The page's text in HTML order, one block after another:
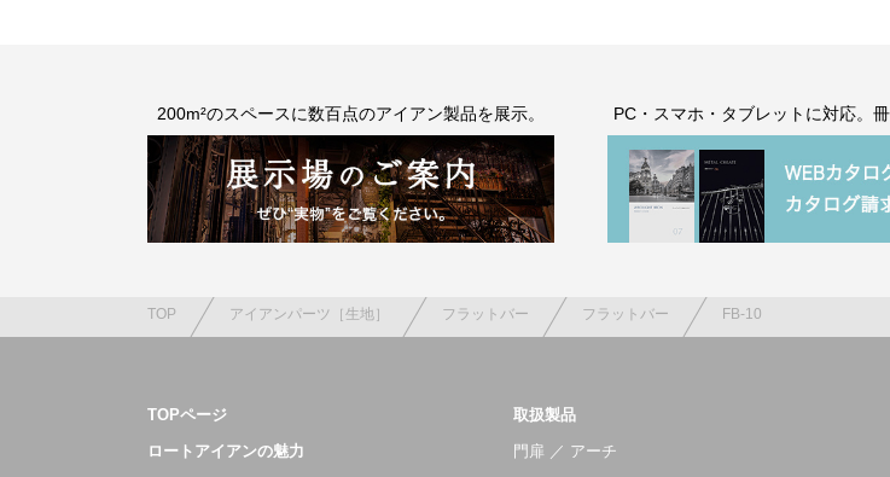
200m²のスペースに数百点のアイアン製品を展示。 PC・スマホ・タブレットに対応。冊
TOP アイアンパーツ［生地］ フラットバー フラットバー FB-10
TOPページ
ロートアイアンの魅力
取扱製品
門扉 ／ アーチ